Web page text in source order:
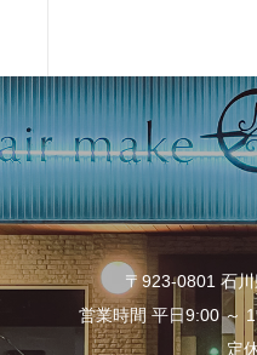
〒923-0801 石
営業時間 平日9:00 ～
定